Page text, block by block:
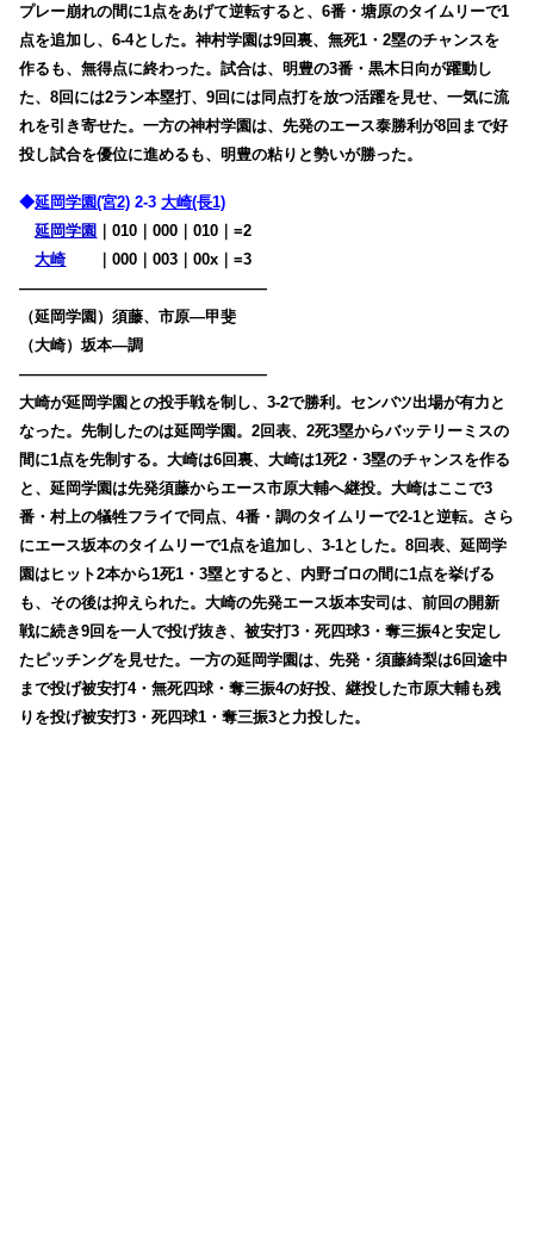
プレー崩れの間に1点をあげて逆転すると、6番・塘原のタイムリーで1
点を追加し、6-4とした。神村学園は9回裏、無死1・2塁のチャンスを
作るも、無得点に終わった。試合は、明豊の3番・黒木日向が躍動し
た、8回には2ラン本塁打、9回には同点打を放つ活躍を見せ、一気に流
れを引き寄せた。一方の神村学園は、先発のエース泰勝利が8回まで好
投し試合を優位に進めるも、明豊の粘りと勢いが勝った。
◆延岡学園(宮2) 2-3大崎(長1)
延岡学園
｜010｜000｜010｜=2
大崎・・
｜000｜003｜00x｜=3
————————————————
（延岡学園）須藤、市原―甲斐
（大崎）坂本―調
————————————————
大崎が延岡学園との投手戦を制し、3-2で勝利。センバツ出場が有力と
なった。先制したのは延岡学園。2回表、2死3塁からバッテリーミスの
間に1点を先制する。大崎は6回裏、大崎は1死2・3塁のチャンスを作る
と、延岡学園は先発須藤からエース市原大輔へ継投。大崎はここで3
番・村上の犠牲フライで同点、4番・調のタイムリーで2-1と逆転。さら
にエース坂本のタイムリーで1点を追加し、3-1とした。8回表、延岡学
園はヒット2本から1死1・3塁とすると、内野ゴロの間に1点を挙げる
も、その後は抑えられた。大崎の先発エース坂本安司は、前回の開新
戦に続き9回を一人で投げ抜き、被安打3・死四球3・奪三振4と安定し
たピッチングを見せた。一方の延岡学園は、先発・須藤綺梨は6回途中
まで投げ被安打4・無死四球・奪三振4の好投、継投した市原大輔も残
りを投げ被安打3・死四球1・奪三振3と力投した。